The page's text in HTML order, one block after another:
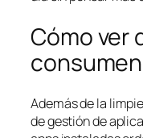
Cómo ver
Además de la
de gestión de